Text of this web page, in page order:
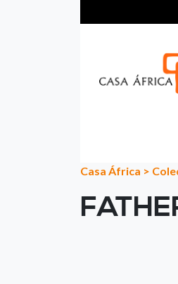
Casa África >